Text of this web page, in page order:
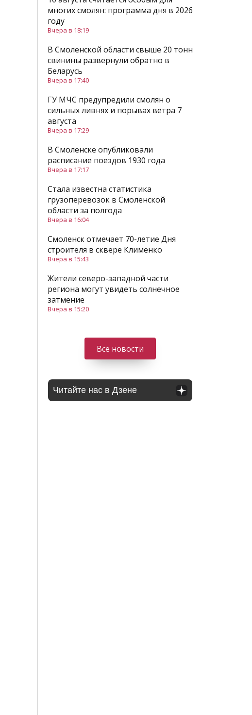
многих смолян: программа дня в 2026
году
Вчера в 18:19
В Смоленской области свыше 20 тонн
свинины развернули обратно в
Беларусь
Вчера в 17:40
ГУ МЧС предупредили смолян о
сильных ливнях и порывах ветра 7
августа
Вчера в 17:29
В Смоленске опубликовали
расписание поездов 1930 года
Вчера в 17:17
Стала известна статистика
грузоперевозок в Смоленской
области за полгода
Вчера в 16:04
Смоленск отмечает 70-летие Дня
строителя в сквере Клименко
Вчера в 15:43
Жители северо-западной части
региона могут увидеть солнечное
затмение
Вчера в 15:20
Все новости
Читайте нас в Дзене